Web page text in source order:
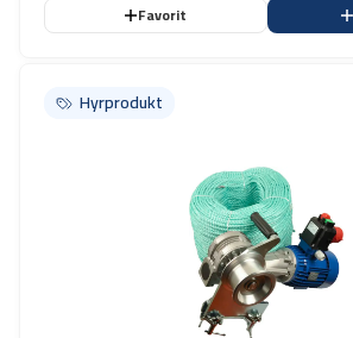
Favorit
Hyrprodukt
Hyrprodukt